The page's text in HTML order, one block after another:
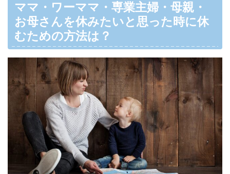
ママ・ワーママ・専業主婦・母親・
お母さんを休みたいと思った時に休
むための方法は？